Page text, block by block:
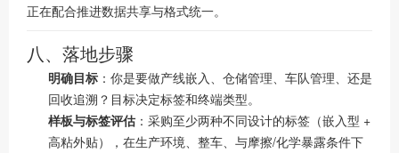
正在配合推进数据共享与格式统一。
八、落地步骤
明确目标 ：你是要做产线嵌入、仓储管理、车队管理、还是
回收追溯？目标决定标签和终端类型。
样板与标签评估 ：采购至少两种不同设计的标签（嵌入型 +
高粘外贴），在生产环境、整车、与摩擦/化学暴露条件下